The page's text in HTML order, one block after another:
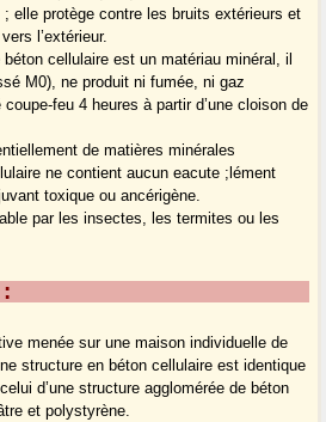
elle protège contre les bruits extérieurs et
l’extérieur.
cellulaire est un matériau minéral, il
M0), ne produit ni fumée, ni gaz
feu 4 heures à partir d’une cloison de
de matières minérales
ne contient aucun eacute ;lément
toxique ou ancérigène.
par les insectes, les termites ou les
menée sur une maison individuelle de
structure en béton cellulaire est identique
d’une structure agglomérée de béton
et polystyrène.